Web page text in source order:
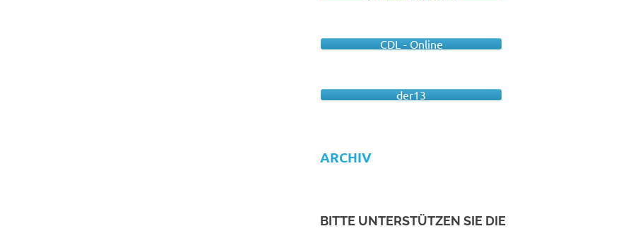
CDL - Online
der13
ARCHIV
BITTE UNTERSTÜTZEN SIE DIE